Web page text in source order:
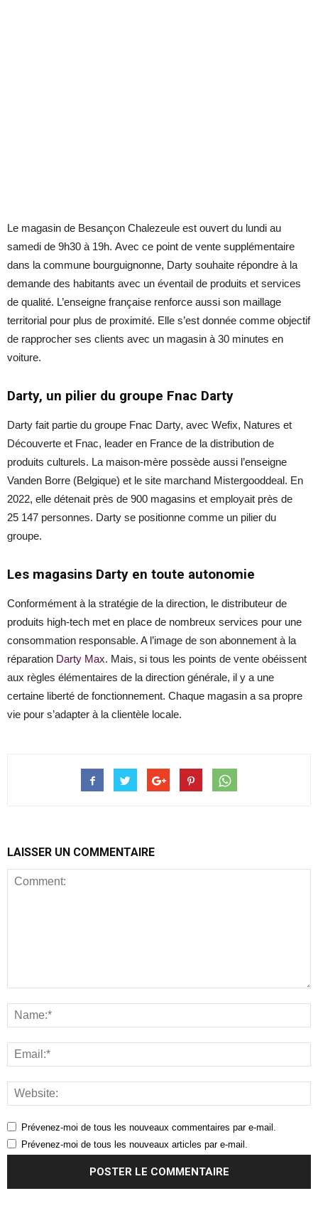
Le magasin de Besançon Chalezeule est ouvert du lundi au
samedi de 9h30 à 19h. Avec ce point de vente supplémentaire
dans la commune bourguignonne, Darty souhaite répondre à la
demande des habitants avec un éventail de produits et services
de qualité. L’enseigne française renforce aussi son maillage
territorial pour plus de proximité. Elle s’est donnée comme objectif
de rapprocher ses clients avec un magasin à 30 minutes en
voiture.
Darty, un pilier du groupe Fnac Darty
Darty fait partie du groupe Fnac Darty, avec Wefix, Natures et
Découverte et Fnac, leader en France de la distribution de
produits culturels. La maison-mère possède aussi l’enseigne
Vanden Borre (Belgique) et le site marchand Mistergooddeal. En
2022, elle détenait près de 900 magasins et employait près de
25 147 personnes. Darty se positionne comme un pilier du
groupe.
Les magasins Darty en toute autonomie
Conformément à la stratégie de la direction, le distributeur de
produits high-tech met en place de nombreux services pour une
consommation responsable. A l’image de son abonnement à la
réparation Darty Max. Mais, si tous les points de vente obéissent
aux règles élémentaires de la direction générale, il y a une
certaine liberté de fonctionnement. Chaque magasin a sa propre
vie pour s’adapter à la clientèle locale.
LAISSER UN COMMENTAIRE
Prévenez-moi de tous les nouveaux commentaires par e-mail.
Prévenez-moi de tous les nouveaux articles par e-mail.